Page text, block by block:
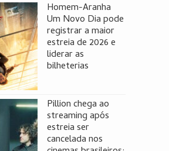
Homem-Aranha
Um Novo Dia pode
registrar a maior
estreia de 2026 e
liderar as
bilheterias
Pillion chega ao
streaming após
estreia ser
cancelada nos